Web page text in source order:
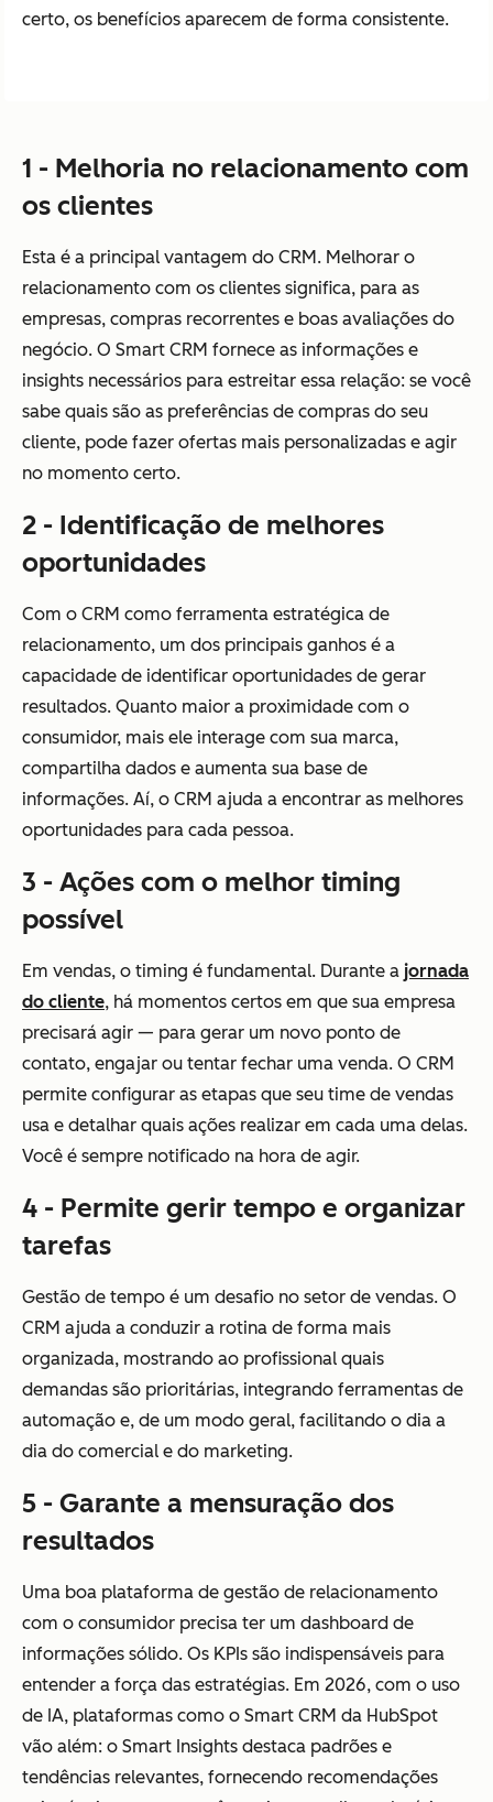
certo, os benefícios aparecem de forma consistente.
1 - Melhoria no relacionamento com
os clientes
Esta é a principal vantagem do CRM. Melhorar o
relacionamento com os clientes significa, para as
empresas, compras recorrentes e boas avaliações do
negócio. O Smart CRM fornece as informações e
insights necessários para estreitar essa relação: se você
sabe quais são as preferências de compras do seu
cliente, pode fazer ofertas mais personalizadas e agir
no momento certo.
2 - Identificação de melhores
oportunidades
Com o CRM como ferramenta estratégica de
relacionamento, um dos principais ganhos é a
capacidade de identificar oportunidades de gerar
resultados. Quanto maior a proximidade com o
consumidor, mais ele interage com sua marca,
compartilha dados e aumenta sua base de
informações. Aí, o CRM ajuda a encontrar as melhores
oportunidades para cada pessoa.
3 - Ações com o melhor timing
possível
Em vendas, o timing é fundamental. Durante a jornada
do cliente, há momentos certos em que sua empresa
precisará agir — para gerar um novo ponto de
contato, engajar ou tentar fechar uma venda. O CRM
permite configurar as etapas que seu time de vendas
usa e detalhar quais ações realizar em cada uma delas.
Você é sempre notificado na hora de agir.
4 - Permite gerir tempo e organizar
tarefas
Gestão de tempo é um desafio no setor de vendas. O
CRM ajuda a conduzir a rotina de forma mais
organizada, mostrando ao profissional quais
demandas são prioritárias, integrando ferramentas de
automação e, de um modo geral, facilitando o dia a
dia do comercial e do marketing.
5 - Garante a mensuração dos
resultados
Uma boa plataforma de gestão de relacionamento
com o consumidor precisa ter um dashboard de
informações sólido. Os KPIs são indispensáveis para
entender a força das estratégias. Em 2026, com o uso
de IA, plataformas como o Smart CRM da HubSpot
vão além: o Smart Insights destaca padrões e
tendências relevantes, fornecendo recomendações